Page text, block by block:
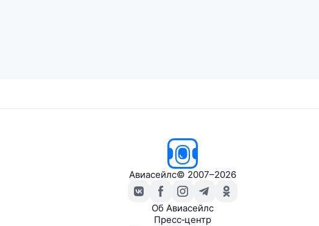
Авиасейлс© 2007–2026
Об Авиасейлс
Пресс‑центр